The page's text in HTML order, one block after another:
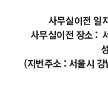
사무실이전 일
사무실이전 장소 :
(지번주소 : 서울시